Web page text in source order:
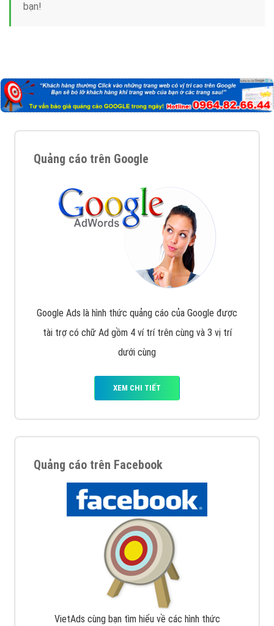
bạn!
Quảng cáo trên Google
Google Ads là hình thức quảng cáo của Google được
tài trợ có chữ Ad gồm 4 ví trí trên cùng và 3 vị trí
dưới cùng
XEM CHI TIẾT
Quảng cáo trên Facebook
VietAds cùng bạn tìm hiểu về các hình thức